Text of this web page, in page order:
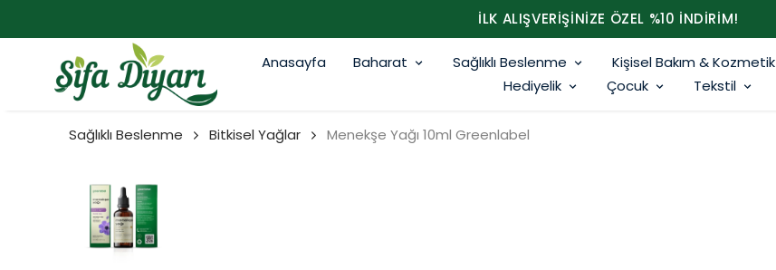
İLK ALIŞVERİŞİNİZE ÖZEL %10 İNDİRİM!
Anasayfa Baharat Sağlıklı Beslenme Kişisel Bakım & Kozmetik
Hediyelik
Çocuk Tekstil
Sağlıklı Beslenme Bitkisel Yağlar Menekşe Yağı 10ml Greenlabel